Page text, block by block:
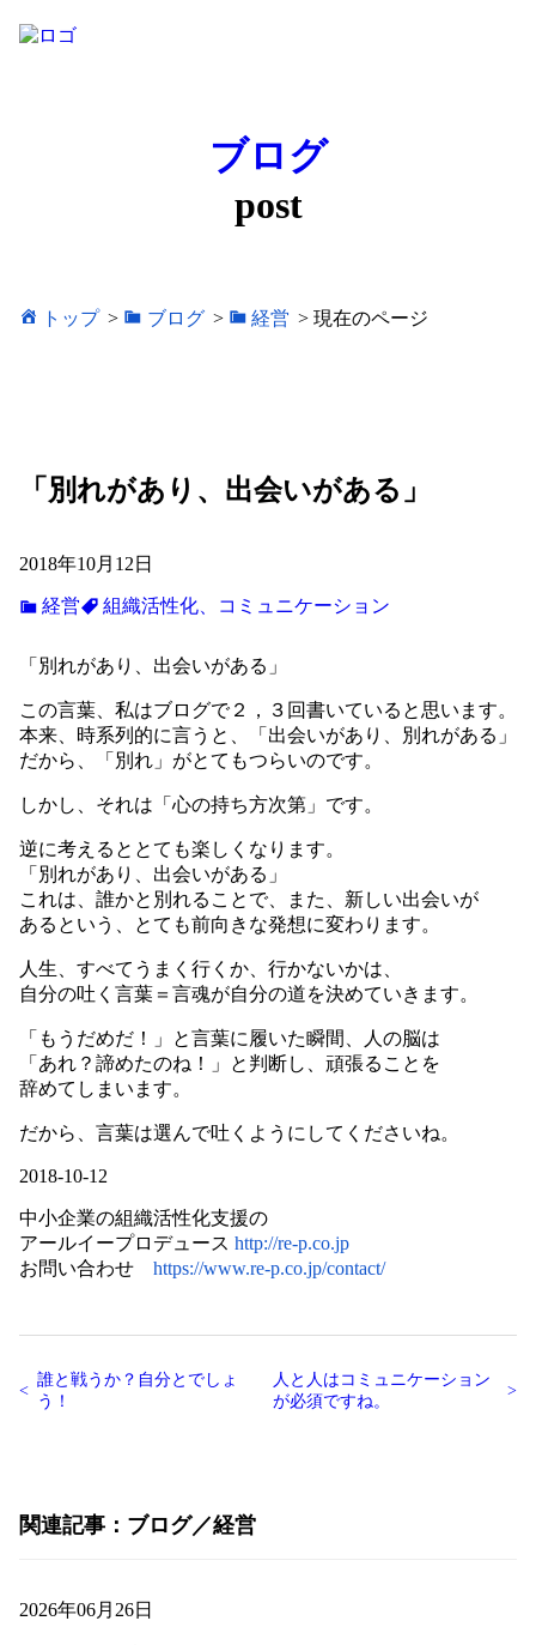
ブログ
post
トップ > ブログ > 経営 >現在のページ
「別れがあり、出会いがある」
2018年10月12日
経営 組織活性化、コミュニケーション
「別れがあり、出会いがある」
この言葉、私はブログで２，３回書いていると思います。
本来、時系列的に言うと、「出会いがあり、別れがある」
だから、「別れ」がとてもつらいのです。
しかし、それは「心の持ち方次第」です。
逆に考えるととても楽しくなります。
「別れがあり、出会いがある」
これは、誰かと別れることで、また、新しい出会いが
あるという、とても前向きな発想に変わります。
人生、すべてうまく行くか、行かないかは、
自分の吐く言葉＝言魂が自分の道を決めていきます。
「もうだめだ！」と言葉に履いた瞬間、人の脳は
「あれ？諦めたのね！」と判断し、頑張ることを
辞めてしまいます。
だから、言葉は選んで吐くようにしてくださいね。
2018-10-12
中小企業の組織活性化支援の
アールイープロデュース http://re-p.co.jp
お問い合わせ https://www.re-p.co.jp/contact/
誰と戦うか？自分とでしょ
う！
人と人はコミュニケーション
が必須ですね。
関連記事 ブログ 経営
2026年06月26日